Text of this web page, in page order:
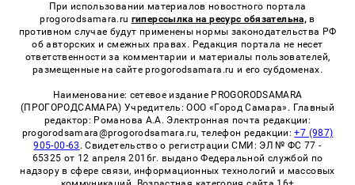
При использовании материалов новостного портала
progorodsamara.ru гиперссылка на ресурс обязательна, в
противном случае будут применены нормы законодательства РФ
об авторских и смежных правах. Редакция портала не несет
ответственности за комментарии и материалы пользователей,
размещенные на сайте progorodsamara.ru и его субдоменах.
Наименование: сетевое издание PROGORODSAMARA
(ПРОГОРОДСАМАРА) Учредитель: ООО «Город Самара». Главный
редактор: Романова А.А. Электронная почта редакции:
progorodsamara@progorodsamara.ru, телефон редакции:+7 (987)
905-00-63 . Свидетельство о регистрации СМИ: ЭЛ № ФС 77 -
65325 от 12 апреля 2016г. выдано Федеральной службой по
надзору в сфере связи, информационных технологий и массовых